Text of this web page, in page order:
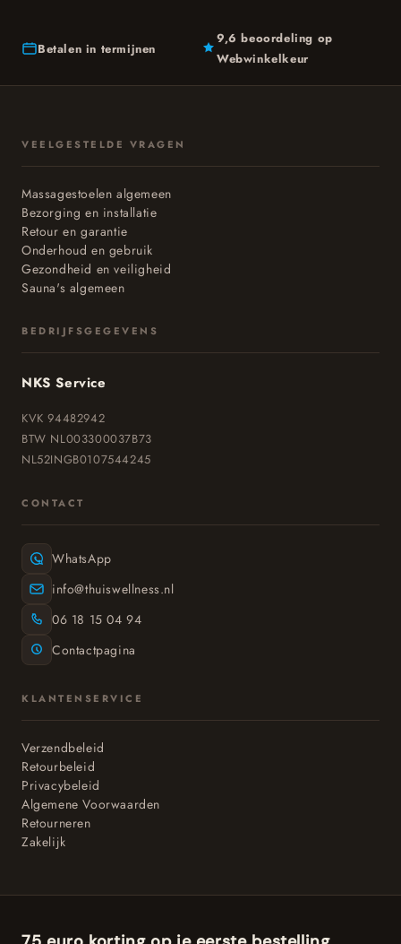
Betalen in termijnen
9,6 beoordeling op
Webwinkelkeur
VEELGESTELDE VRAGEN
Massagestoelen algemeen
Bezorging en installatie
Retour en garantie
Onderhoud en gebruik
Gezondheid en veiligheid
Sauna's algemeen
BEDRIJFSGEGEVENS
NKS Service
KVK 94482942
BTW NL003300037B73
NL52INGB0107544245
CONTACT
WhatsApp
info@thuiswellness.nl
06 18 15 04 94
Contactpagina
KLANTENSERVICE
Verzendbeleid
Retourbeleid
Privacybeleid
Algemene Voorwaarden
Retourneren
Zakelijk